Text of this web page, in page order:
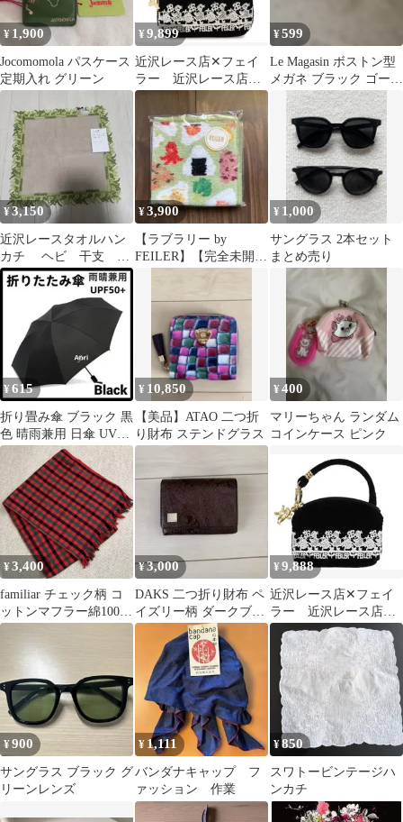
¥ 1,900
Jocomomola パスケース
定期入れ グリーン
¥ 9,899
近沢レース店✕フェイ
ラー 近沢レース店
『ハイジ』 サイドポ
ーチ
¥599
Le Magasin ボストン型
メガネ ブラック ゴール
ド 伊達メガネ カジュ
¥3,150
近沢レースタオルハン
カチ ヘビ 干支 新
品タグ付き
¥3,900
【ラブラリー by
FEILER】【完全未開
¥ 1,000
サングラス 2本セット
まとめ売り
¥ 615
折り畳み傘 ブラック 黒
色 晴雨兼用 日傘 UVカ
ット 軽量 紫外線 8本骨
組み
¥ 10,850
【美品】ATAO 二つ折
り財布 ステンドグラス
¥400
マリーちゃん ランダム
コインケース ピンク
¥3,400
familiar チェック柄 コ
ットンマフラー綿100%
赤
¥3,000
DAKS 二つ折り財布 ペ
イズリー柄 ダークブラ
ウン
¥9,888
近沢レース店✕フェイ
ラー 近沢レース店
『ハイジ』 サイドポ
ーチ
¥900
サングラス ブラック グ
リーンレンズ
¥ 1,111
バンダナキャップ フ
ァッション 作業
¥850
スワトービンテージハ
ンカチ